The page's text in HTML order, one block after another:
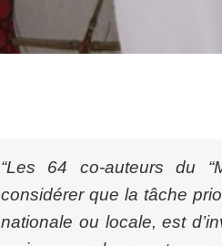
“Les 64 co-auteurs du
considérer que la tâche
nationale ou locale, est